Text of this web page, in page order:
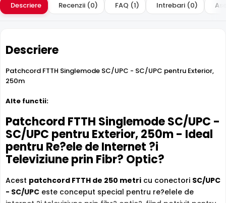
Descriere Recenzii (0) FAQ (1) Intrebari (0)
Descriere
Patchcord FTTH Singlemode SC/UPC - SC/UPC pentru Exterior,
250m
Alte functii:
Patchcord FTTH Singlemode SC/UPC -
SC/UPC pentru Exterior, 250m - Ideal
pentru Re?ele de Internet ?i
Televiziune prin Fibr? Optic?
Acest patchcord FTTH de 250 metri cu conectori SC/UPC
- SC/UPC este conceput special pentru re?elele de